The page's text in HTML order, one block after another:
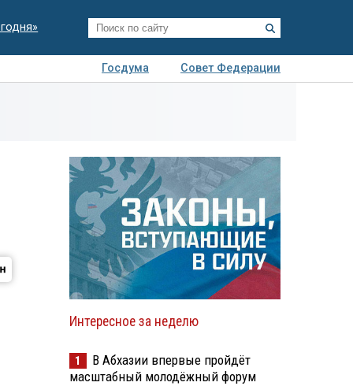
Госдума
Совет Федерации
Интересное за неделю
1
В Абхазии впервые пройдёт
масштабный молодёжный форум